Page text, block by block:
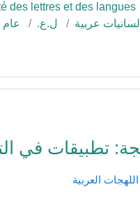
des lettres et des langues
لسانيات عربية ل.ع. عام